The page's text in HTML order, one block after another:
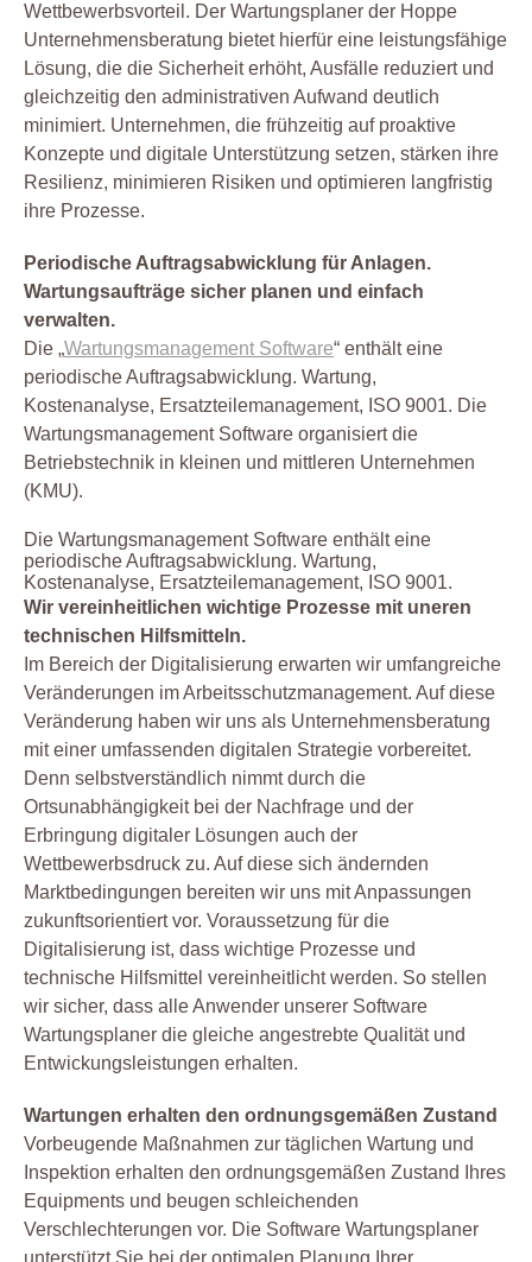
Wettbewerbsvorteil. Der Wartungsplaner der Hoppe
Unternehmensberatung bietet hierfür eine leistungsfähige
Lösung, die die Sicherheit erhöht, Ausfälle reduziert und
gleichzeitig den administrativen Aufwand deutlich
minimiert. Unternehmen, die frühzeitig auf proaktive
Konzepte und digitale Unterstützung setzen, stärken ihre
Resilienz, minimieren Risiken und optimieren langfristig
ihre Prozesse.
Periodische Auftragsabwicklung für Anlagen.
Wartungsaufträge sicher planen und einfach
verwalten.
Die „Wartungsmanagement Software“ enthält eine
periodische Auftragsabwicklung. Wartung,
Kostenanalyse, Ersatzteilemanagement, ISO 9001. Die
Wartungsmanagement Software organisiert die
Betriebstechnik in kleinen und mittleren Unternehmen
(KMU).
Die Wartungsmanagement Software enthält eine
periodische Auftragsabwicklung. Wartung,
Kostenanalyse, Ersatzteilemanagement, ISO 9001.
Wir vereinheitlichen wichtige Prozesse mit uneren
technischen Hilfsmitteln.
Im Bereich der Digitalisierung erwarten wir umfangreiche
Veränderungen im Arbeitsschutzmanagement. Auf diese
Veränderung haben wir uns als Unternehmensberatung
mit einer umfassenden digitalen Strategie vorbereitet.
Denn selbstverständlich nimmt durch die
Ortsunabhängigkeit bei der Nachfrage und der
Erbringung digitaler Lösungen auch der
Wettbewerbsdruck zu. Auf diese sich ändernden
Marktbedingungen bereiten wir uns mit Anpassungen
zukunftsorientiert vor. Voraussetzung für die
Digitalisierung ist, dass wichtige Prozesse und
technische Hilfsmittel vereinheitlicht werden. So stellen
wir sicher, dass alle Anwender unserer Software
Wartungsplaner die gleiche angestrebte Qualität und
Entwickungsleistungen erhalten.
Wartungen erhalten den ordnungsgemäßen Zustand
Vorbeugende Maßnahmen zur täglichen Wartung und
Inspektion erhalten den ordnungsgemäßen Zustand Ihres
Equipments und beugen schleichenden
Verschlechterungen vor. Die Software Wartungsplaner
unterstützt Sie bei der optimalen Planung Ihrer